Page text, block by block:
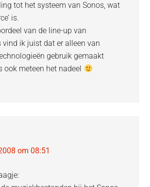
tot het systeem van Sonos, wat
is.
van de line-up van
vind ik juist dat er alleen van
gebruik gemaakt
ook meteen het nadeel
om 08:51